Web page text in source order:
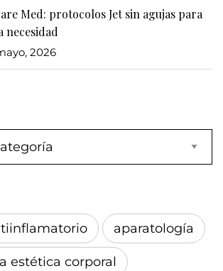
Med: protocolos Jet sin agujas para
necesidad
2026
aparatología
estética corporal